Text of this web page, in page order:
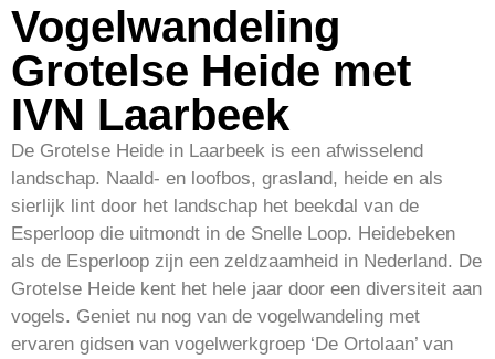
Vogelwandeling
Grotelse Heide met
IVN Laarbeek
De Grotelse Heide in Laarbeek is een afwisselend
landschap. Naald- en loofbos, grasland, heide en als
sierlijk lint door het landschap het beekdal van de
Esperloop die uitmondt in de Snelle Loop. Heidebeken
als de Esperloop zijn een zeldzaamheid in Nederland. De
Grotelse Heide kent het hele jaar door een diversiteit aan
vogels. Geniet nu nog van de vogelwandeling met
ervaren gidsen van vogelwerkgroep ‘De Ortolaan’ van